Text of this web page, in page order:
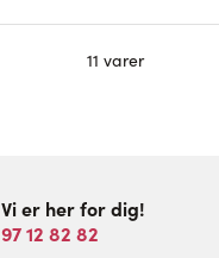
11 varer
Vi er her for dig!
97 12 82 82